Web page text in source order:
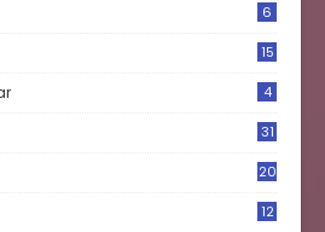
6
15
4
31
20
12